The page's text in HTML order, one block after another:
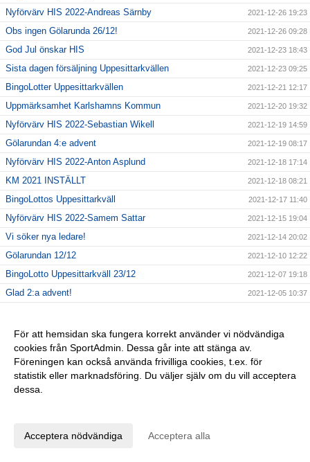
Nyförvärv HIS 2022-Andreas Särnby 2021-12-26 19:23
Obs ingen Gölarunda 26/12! 2021-12-26 09:28
God Jul önskar HIS 2021-12-23 18:43
Sista dagen försäljning Uppesittarkvällen 2021-12-23 09:25
BingoLotter Uppesittarkvällen 2021-12-21 12:17
Uppmärksamhet Karlshamns Kommun 2021-12-20 19:32
Nyförvärv HIS 2022-Sebastian Wikell 2021-12-19 14:59
Gölarundan 4:e advent 2021-12-19 08:17
Nyförvärv HIS 2022-Anton Asplund 2021-12-18 17:14
KM 2021 INSTÄLLT 2021-12-18 08:21
BingoLottos Uppesittarkväll 2021-12-17 11:40
Nyförvärv HIS 2022-Samem Sattar 2021-12-15 19:04
Vi söker nya ledare! 2021-12-14 20:02
Gölarundan 12/12 2021-12-10 12:22
BingoLotto Uppesittarkväll 23/12 2021-12-07 19:18
Glad 2:a advent! 2021-12-05 10:37
Förlängning HIS 2022-Mikael Erdtman 2021-12-03 23:13
Ekenbergs Auktioner AB 2021-12-03 09:29
Glad 1:a advent!
Inställd Gölarunda 28/12!!
Årsfest HIS 2021
För att hemsidan ska fungera korrekt använder vi nödvändiga
cookies från SportAdmin. Dessa går inte att stänga av.
Föreningen kan också använda frivilliga cookies, t.ex. för
statistik eller marknadsföring. Du väljer själv om du vill acceptera
dessa.
Acceptera nödvändiga Acceptera alla